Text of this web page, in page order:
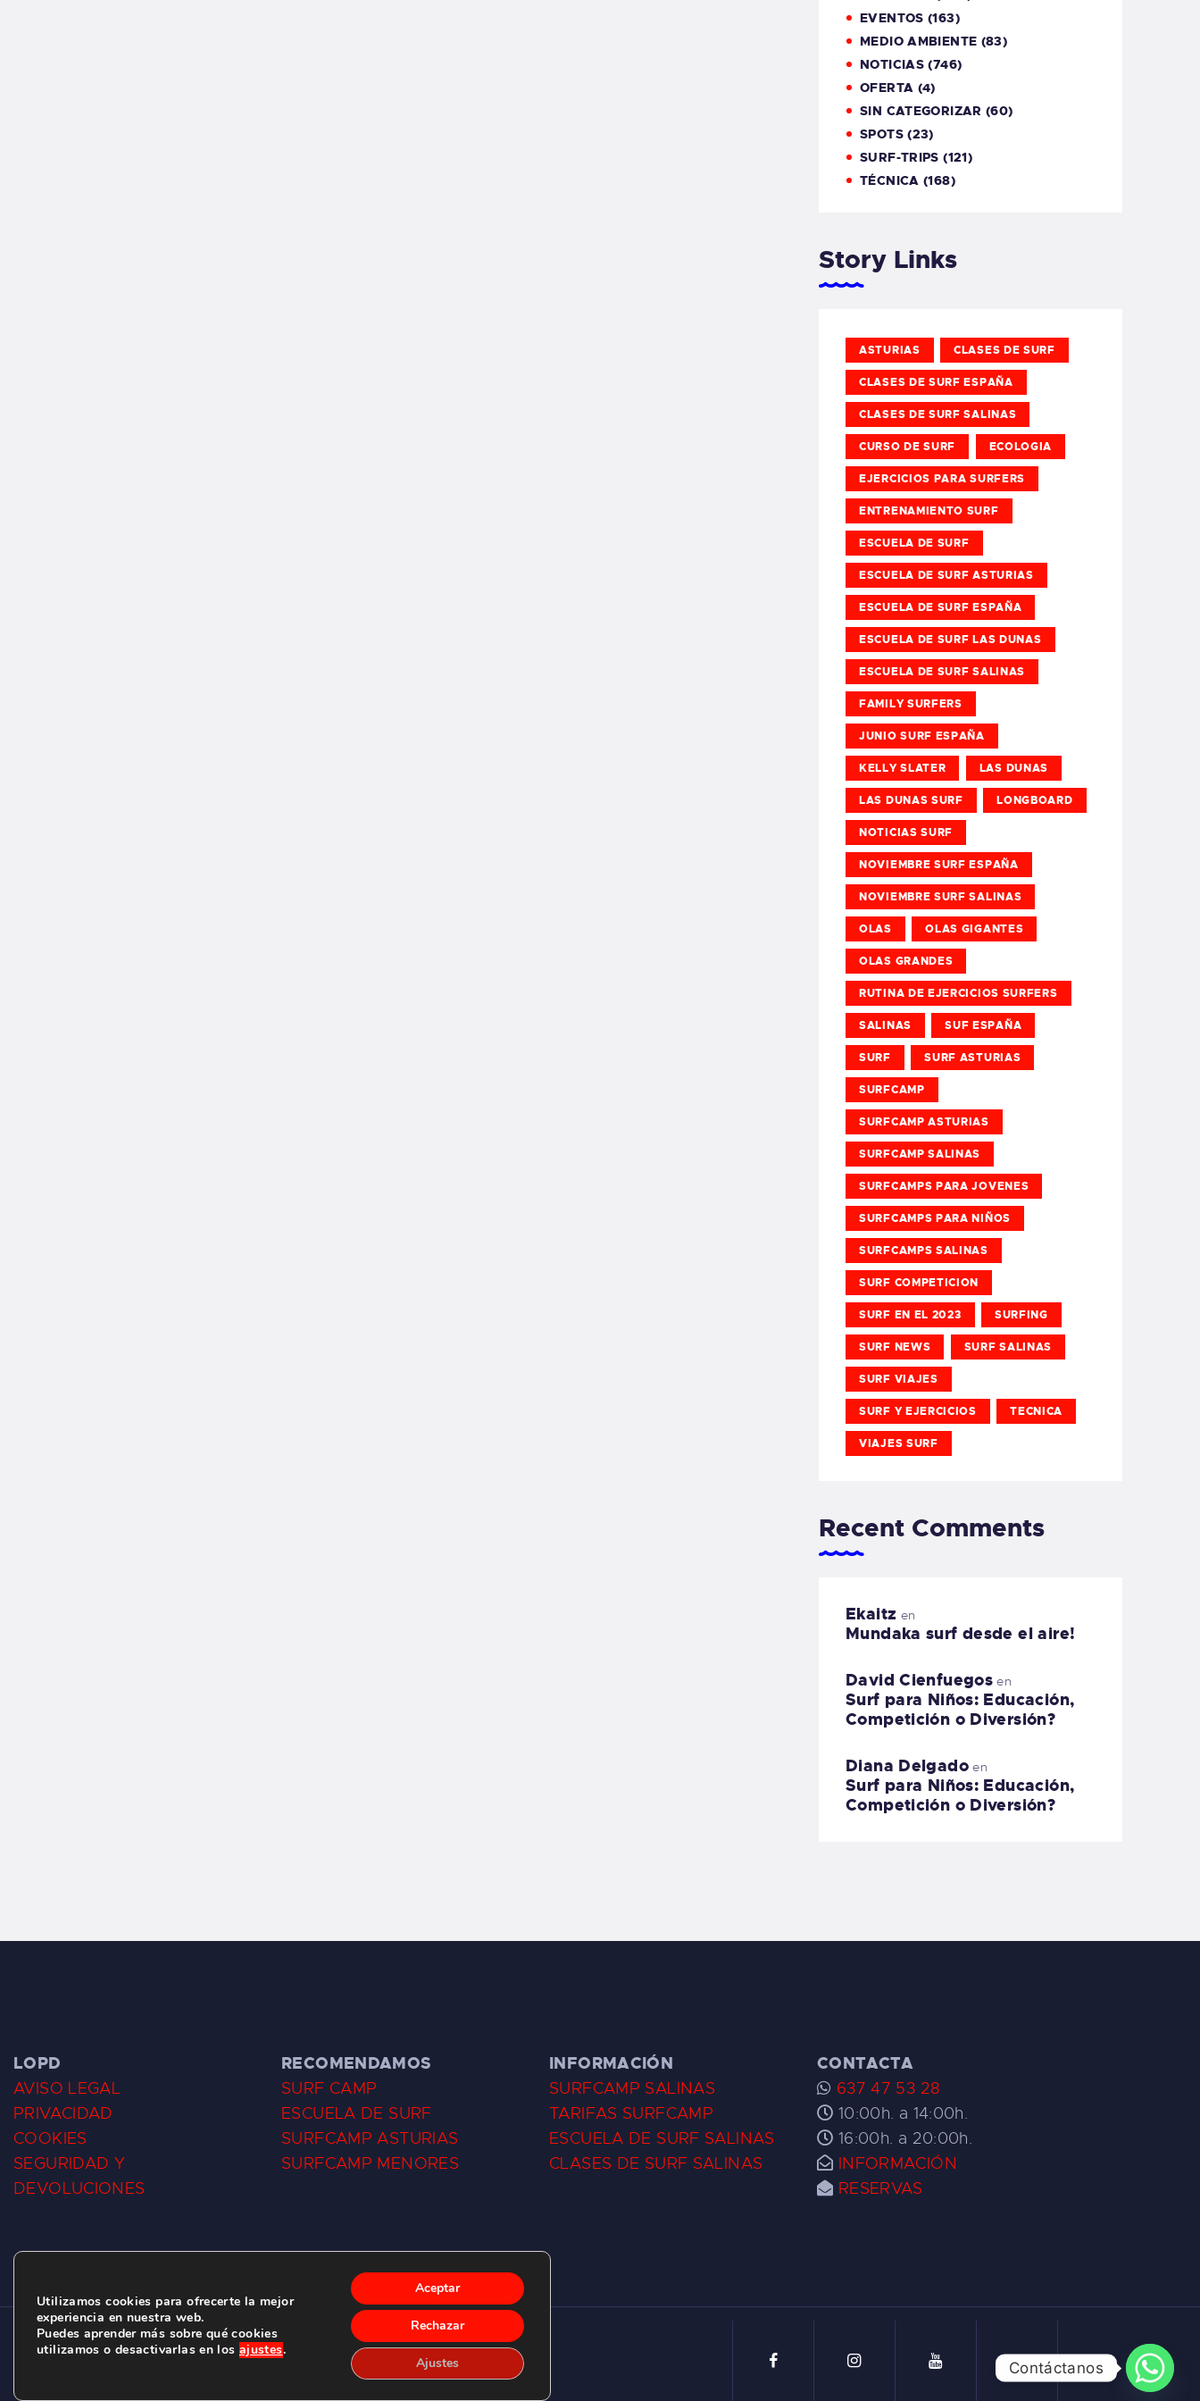
EVENTOS (163)
MEDIO AMBIENTE (83)
NOTICIAS (746)
OFERTA (4)
SIN CATEGORIZAR (60)
SPOTS(23)
SURF-TRIPS (121)
TÉCNICA (168)
Story Links
ASTURIAS CLASES DE SURF
CLASES DE SURF ESPAÑA
CLASES DE SURF SALINAS
CURSO DE SURF ECOLOGIA
EJERCICIOS PARA SURFERS
ENTRENAMIENTO SURF
ESCUELA DE SURF
ESCUELA DE SURF ASTURIAS
ESCUELA DE SURF ESPAÑA
ESCUELA DE SURF LAS DUNAS
ESCUELA DE SURF SALINAS
FAMILY SURFERS
JUNIO SURF ESPAÑA
KELLY SLATER LAS DUNAS
LAS DUNAS SURF LONGBOARD
NOTICIAS SURF
NOVIEMBRE SURF ESPAÑA
NOVIEMBRE SURF SALINAS
OLAS OLAS GIGANTES
OLAS GRANDES
RUTINA DE EJERCICIOS SURFERS
SALINAS SUF ESPAÑA
SURF SURF ASTURIAS
SURFCAMP
SURFCAMP ASTURIAS
SURFCAMP SALINAS
SURFCAMPS PARA JOVENES
SURFCAMPS PARA NIÑOS
SURFCAMPS SALINAS
SURF COMPETICION
SURF EN EL 2023 SURFING
SURF NEWS SURF SALINAS
SURF VIAJES
SURF Y EJERCICIOS TECNICA
VIAJES SURF
Recent Comments
Ekaitz en
Mundaka surf desde el aire!
David Cienfuegos en
Surf para Niños: Educación,
Competición o Diversión?
Diana Delgadoen
Surf para Niños: Educación,
Competición o Diversión?
LOPD
AVISO LEGAL
PRIVACIDAD
COOKIES
SEGURIDAD Y
DEVOLUCIONES
RECOMENDAMOS
SURF CAMP
ESCUELA DE SURF
SURFCAMP ASTURIAS
SURFCAMP MENORES
INFORMACIÓN
SURFCAMP SALINAS
TARIFAS SURFCAMP
ESCUELA DE SURF SALINAS
CLASES DE SURF SALINAS
CONTACTA
637 47 53 28
10:00h. a 14:00h.
16:00h. a 20:00h.
INFORMACIÓN
RESERVAS
CLUB DE SURF LAS DUNAS ©2026.
C/ BERNARDO ÁLVAREZ GALAN 1, SALINAS (ASTURIAS)
Utilizamos cookies para ofrecerte la mejor
experiencia en nuestra web.
Puedes aprender más sobre qué cookies
utilizamos o desactivarlas en los ajustes.
Aceptar
Rechazar
Ajustes Contáctanos